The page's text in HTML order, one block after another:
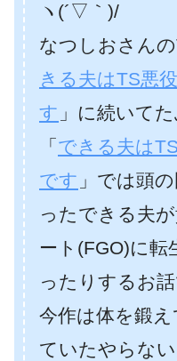
ヽ(´▽｀)/
なつしおさん
きる夫はTS悪
す 」に続いて
「 できる夫は
です 」では頭
ったできる夫
ート(FGO)に転
ったりするお話
今作は体を鍛
ていたやらな